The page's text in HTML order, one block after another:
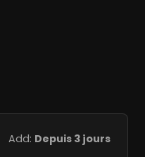
Add: Depuis 3 jours